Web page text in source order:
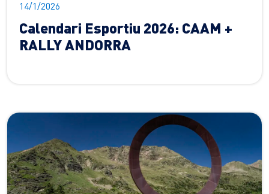
14/1/2026
Calendari Esportiu 2026: CAAM +
RALLY ANDORRA